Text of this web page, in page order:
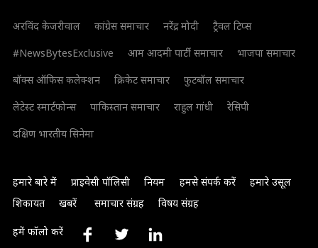
अरविंद केजरीवाल कांग्रेस समाचार नरेंद्र मोदी
ट्रैवल टिप्स
#NewsBytesExclusive
आम आदमी पार्टी समाचार
भाजपा समाचार
बॉक्स ऑफिस कलेक्शन
क्रिकेट समाचार
फुटबॉल समाचार
लेटेस्ट स्मार्टफोन्स
पाकिस्तान समाचार राहुल गांधी
रेसिपी
दक्षिण भारतीय सिनेमा
हमारे बारे में प्राइवेसी पॉलिसी नियम हमसे संपर्क करें
हमारे उसूल
शिकायत
खबरें समाचार संग्रह विषय संग्रह
हमें फॉलो करें